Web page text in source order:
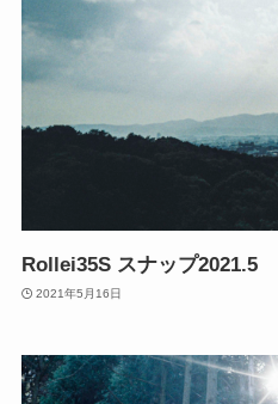
Rollei35S スナップ2021.5
2021年5月16日